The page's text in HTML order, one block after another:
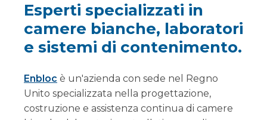
Esperti specializzati in
camere bianche, laboratori
e sistemi di contenimento.
Enbloc è un'azienda con sede nel Regno
Unito specializzata nella progettazione,
costruzione e assistenza continua di camere